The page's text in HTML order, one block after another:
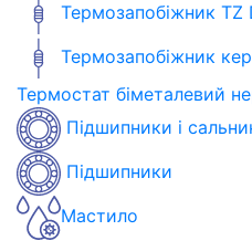
Термозапобіжник TZ
Термозапобіжник
Термостат біметалевий
Підшипники і
Підшипники
Мастило